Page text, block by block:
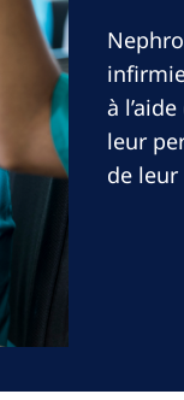
International
à
leur
de